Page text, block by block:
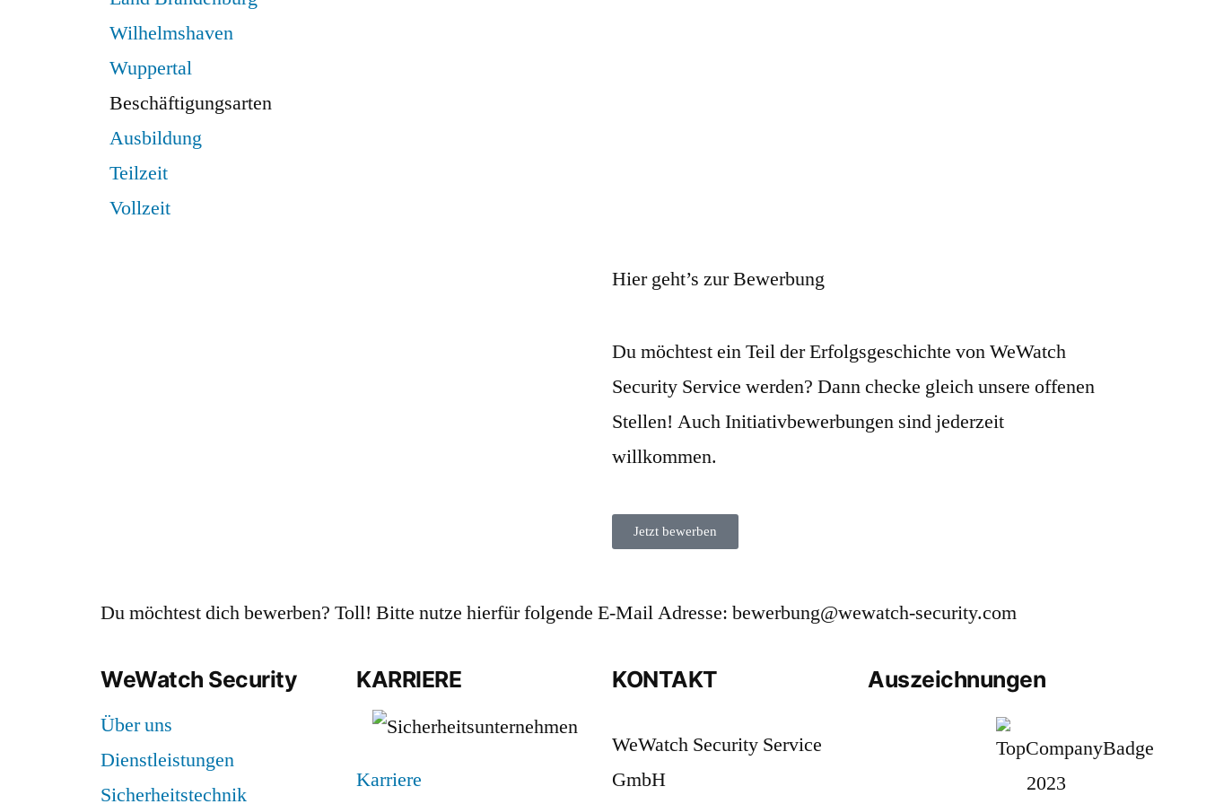
Wilhelmshaven
Wuppertal
Beschäftigungsarten
Ausbildung
Teilzeit
Vollzeit
Hier geht’s zur Bewerbung
Du möchtest ein Teil der Erfolgsgeschichte von WeWatch
Security Service werden? Dann checke gleich unsere offenen
Stellen! Auch Initiativbewerbungen sind jederzeit
willkommen.
Jetzt bewerben
Du möchtest dich bewerben? Toll! Bitte nutze hierfür folgende E-Mail Adresse: bewerbung@wewatch-security.com
WeWatch Security
Über uns
Dienstleistungen
Sicherheitstechnik
KARRIERE
Karriere
KONTAKT
WeWatch Security Service
GmbH
Auszeichnungen